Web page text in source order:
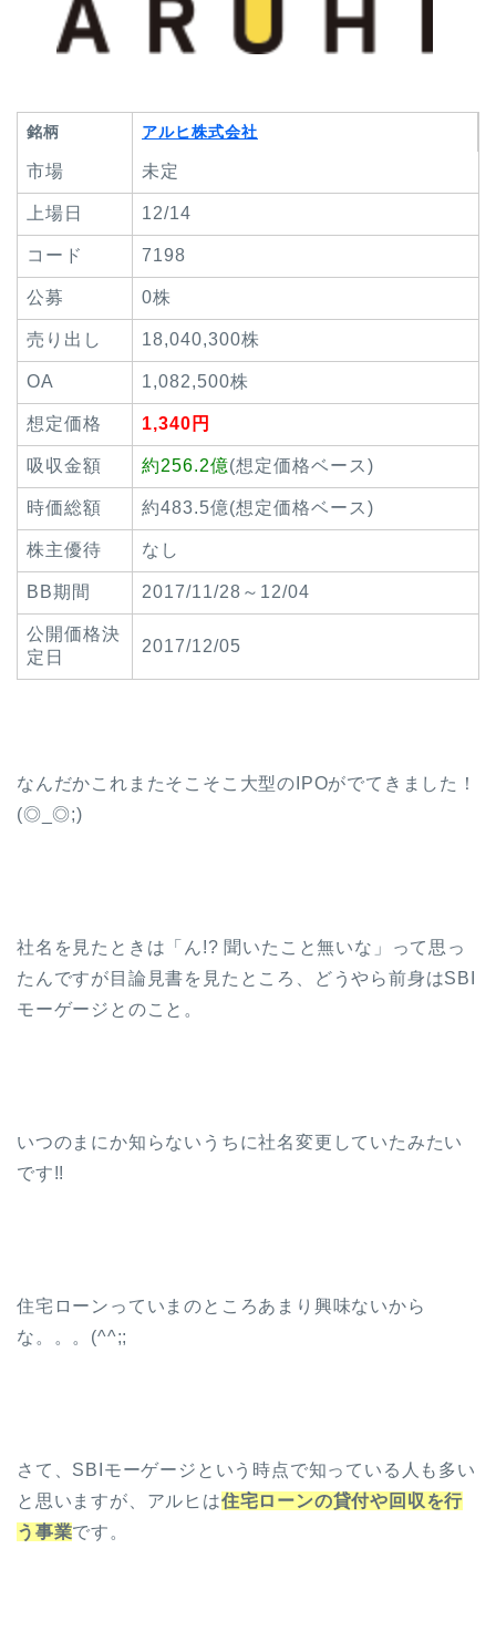
銘柄 アルヒ株式会社
市場 未定
上場日 12/14
コード 7198
公募 0株
売り出し 18,040,300株
OA 1,082,500株
想定価格 1,340円
吸収金額 約256.2億(想定価格ベース)
時価総額 約483.5億(想定価格ベース)
株主優待 なし
BB期間 2017/11/28～12/04
公開価格決
定日
2017/12/05
なんだかこれまたそこそこ大型のIPOがでてきました！
(◎_◎;)
社名を見たときは「ん!? 聞いたこと無いな」って思っ
たんですが目論見書を見たところ、どうやら前身はSBI
モーゲージとのこと。
いつのまにか知らないうちに社名変更していたみたい
です!!
住宅ローンっていまのところあまり興味ないから
な。。。(^^;;
さて、SBIモーゲージという時点で知っている人も多い
と思いますが、アルヒは住宅ローンの貸付や回収を行
う事業です。